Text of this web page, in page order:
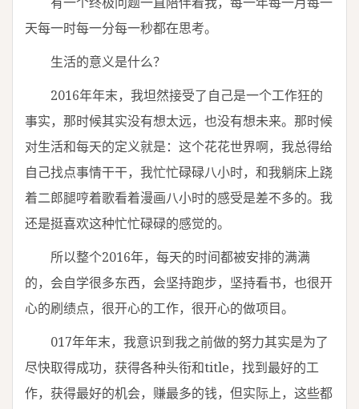
天每一时每一分每一秒都在思考。
生活的意义是什么？
2016年年末，我坦然接受了自己是一个工作狂的
事实，那时候其实没有想太远，也没有想未来。那时候
对生活和每天的定义就是：这个花花世界啊，我总得给
自己找点事情干干，我忙忙碌碌八小时，和我躺床上跷
着二郎腿哼着歌看着漫画八小时的感受是差不多的。我
还是挺喜欢这种忙忙碌碌的感觉的。
所以整个2016年，每天的时间都被安排的满满
的，会自学很多东西，会坚持跑步，坚持看书，也很开
心的刷绩点，很开心的工作，很开心的做项目。
017年年末，我意识到我之前做的努力其实是为了
尽快取得成功，获得各种头衔和title，找到最好的工
作，获得最好的机会，赚最多的钱，但实际上，这些都